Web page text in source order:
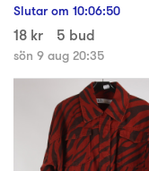
Slutar om 10:06:50
18 kr 5 bud
sön 9 aug 20:35